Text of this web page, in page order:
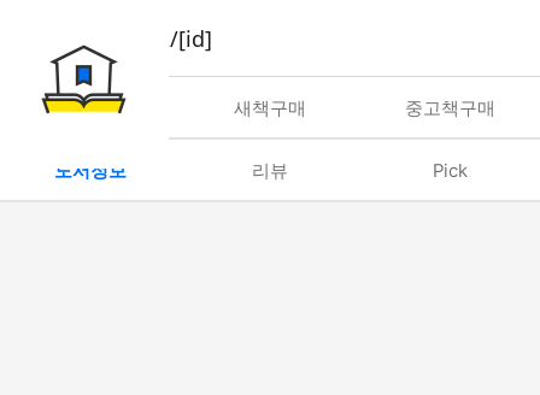
book/rent/[id]
대여 새책구매 중고책구매
도서정보 리뷰 Pick